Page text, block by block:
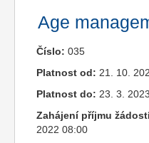
Age
Číslo: 035
Platnost od: 21. 10.
Platnost do: 23. 3.
Zahájení příjmu
2022 08:00